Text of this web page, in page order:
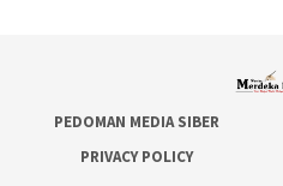
PEDOMAN MEDIA SIBER
PRIVACY POLICY